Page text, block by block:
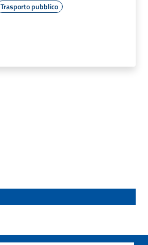
Trasporto pubblico